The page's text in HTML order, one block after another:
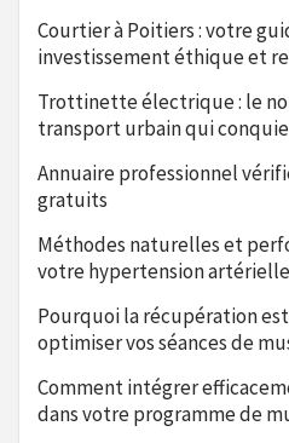
Courtier à Poitiers : votre
investissement éthique et
Trottinette électrique : le
transport urbain qui
Annuaire professionnel
gratuits
Méthodes naturelles et
votre hypertension artérielle
Pourquoi la récupération
optimiser vos séances de
Comment intégrer
dans votre programme de